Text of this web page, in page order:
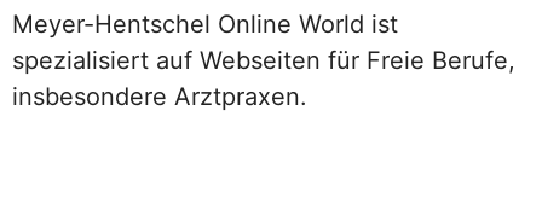
Meyer-Hentschel Online World ist
spezialisiert auf Webseiten für Freie Berufe,
insbesondere Arztpraxen.